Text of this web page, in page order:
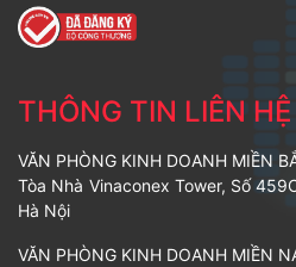
THÔNG TIN LIÊN HỆ
VĂN PHÒNG KINH DOANH MIỀN
Tòa Nhà Vinaconex Tower, Số
Hà Nội
VĂN PHÒNG KINH DOANH MIỀN